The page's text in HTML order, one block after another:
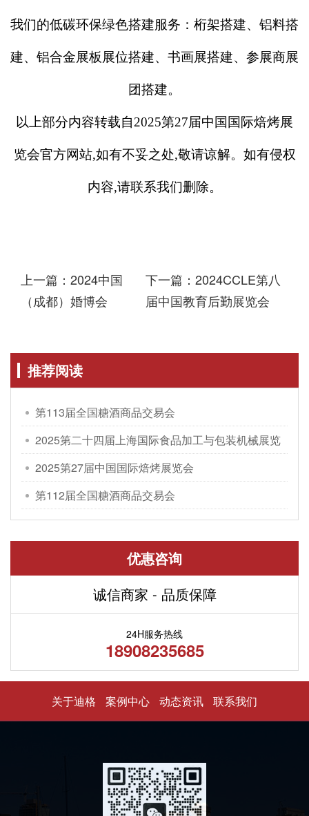
我们的低碳环保绿色搭建服务：桁架搭建、铝料搭
建、铝合金展板展位搭建、书画展搭建、参展商展
团搭建。
以上部分内容转载自2025第27届中国国际焙烤展
览会官方网站,如有不妥之处,敬请谅解。如有侵权
内容,请联系我们删除。
上一篇：2024中国
（成都）婚博会
下一篇：2024CCLE第八
届中国教育后勤展览会
推荐阅读
第113届全国糖酒商品交易会
2025第二十四届上海国际食品加工与包装机械展览
会
2025第27届中国国际焙烤展览会
第112届全国糖酒商品交易会
优惠咨询
诚信商家 - 品质保障
24H服务热线
18908235685
关于迪格 案例中心 动态资讯 联系我们